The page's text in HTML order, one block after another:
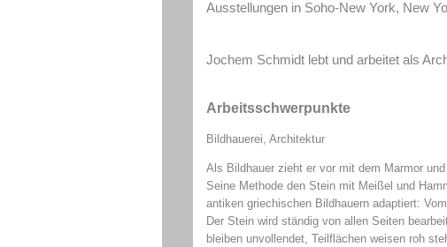
Ausstellungen in Soho-New York, New
Jochem Schmidt lebt und arbeitet als
Arbeitsschwerpunkte
Bildhauerei, Architektur
Als Bildhauer zieht er vor mit dem Marmor
Seine Methode den Stein mit Meißel und
antiken griechischen Bildhauern adaptiert:
Der Stein wird ständig von allen Seiten
bleiben unvollendet, Teilflächen weisen roh